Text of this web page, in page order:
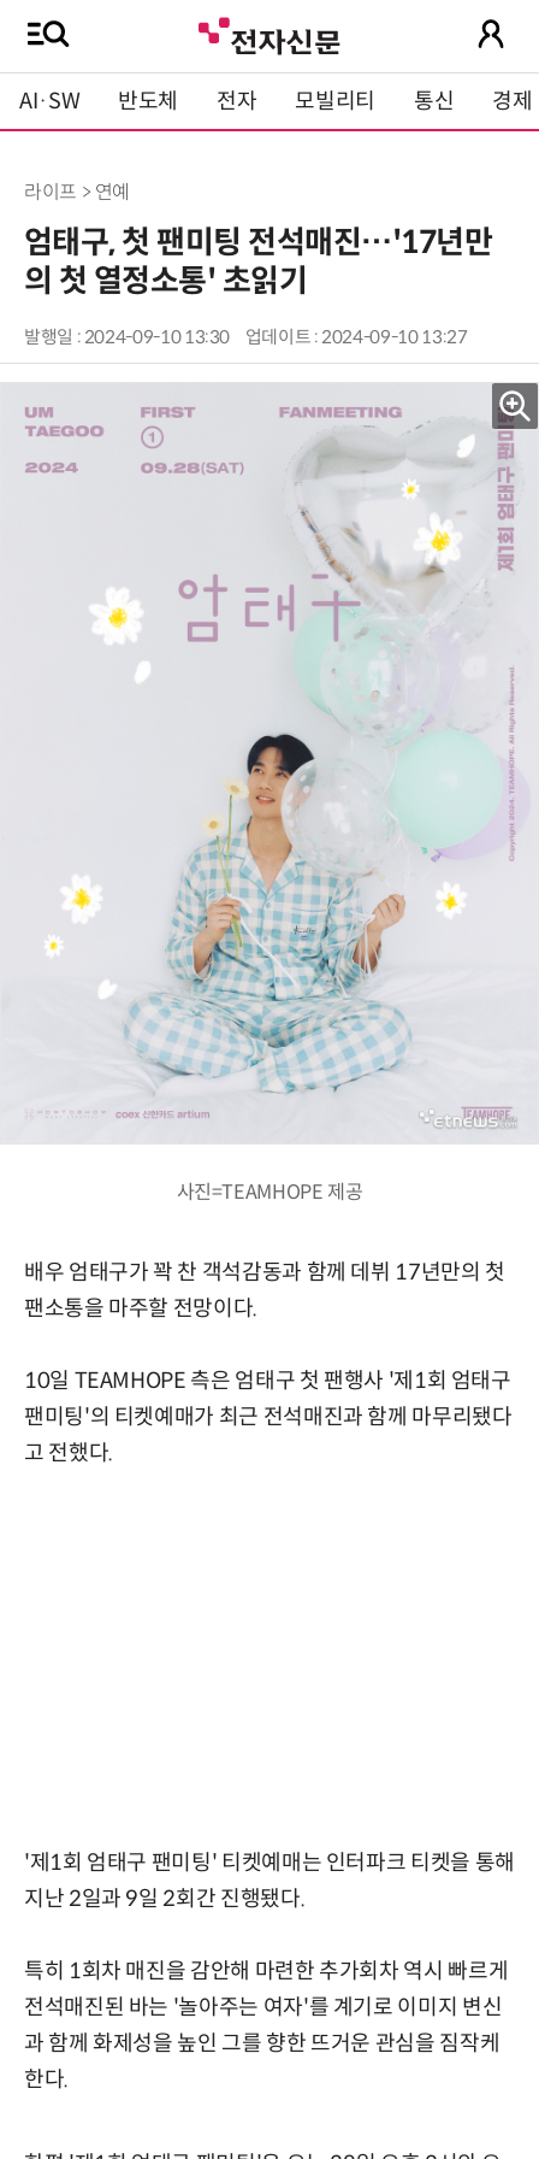
AI·SW 반도체 전자 모빌리티 통신 경제
라이프 > 연예
엄태구, 첫 팬미팅 전석매진…'17년만
의 첫 열정소통' 초읽기
발행일 : 2024-09-10 13:30 업데이트 : 2024-09-10 13:27
사진=TEAMHOPE 제공
배우 엄태구가 꽉 찬 객석감동과 함께 데뷔 17년만의 첫
팬소통을 마주할 전망이다.
10일 TEAMHOPE 측은 엄태구 첫 팬행사 '제1회 엄태구
팬미팅'의 티켓예매가 최근 전석매진과 함께 마무리됐다
고 전했다.
'제1회 엄태구 팬미팅' 티켓예매는 인터파크 티켓을 통해
지난 2일과 9일 2회간 진행됐다.
특히 1회차 매진을 감안해 마련한 추가회차 역시 빠르게
전석매진된 바는 '놀아주는 여자'를 계기로 이미지 변신
과 함께 화제성을 높인 그를 향한 뜨거운 관심을 짐작케
한다.